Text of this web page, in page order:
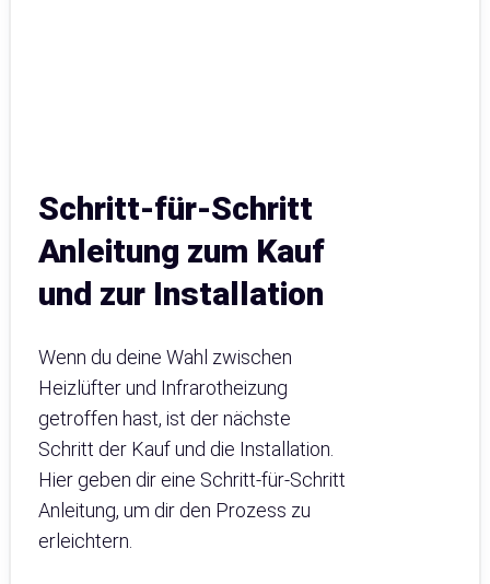
Schritt-für-Schritt
Anleitung zum Kauf
und zur Installation
Wenn du deine Wahl zwischen
Heizlüfter und Infrarotheizung
getroffen hast, ist der nächste
Schritt der Kauf und die Installation.
Hier geben dir eine Schritt-für-Schritt
Anleitung, um dir den Prozess zu
erleichtern.